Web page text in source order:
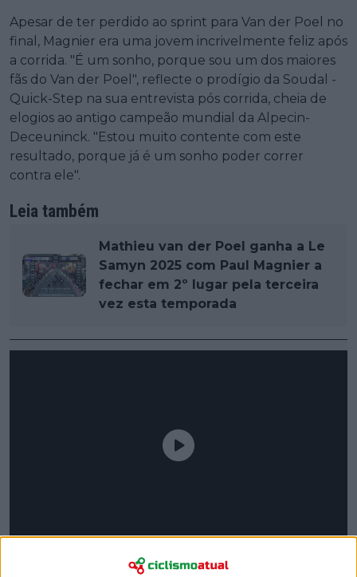
Apesar de ter perdido ao sprint para Van der Poel no
final, Magnier era uma jovem incrivelmente feliz após
a corrida. "É um sonho, porque sou um dos maiores
fãs do Van der Poel", reflecte o prodígio da Soudal -
Quick-Step na sua entrevista pós corrida, cheia de
elogios ao antigo campeão mundial da Alpecin-
Deceuninck. "Estou muito contente com este
resultado, porque já é um sonho poder correr
contra ele".
Leia também
Mathieu van der Poel ganha a Le
Samyn 2025 com Paul Magnier a
fechar em 2º lugar pela terceira
vez esta temporada